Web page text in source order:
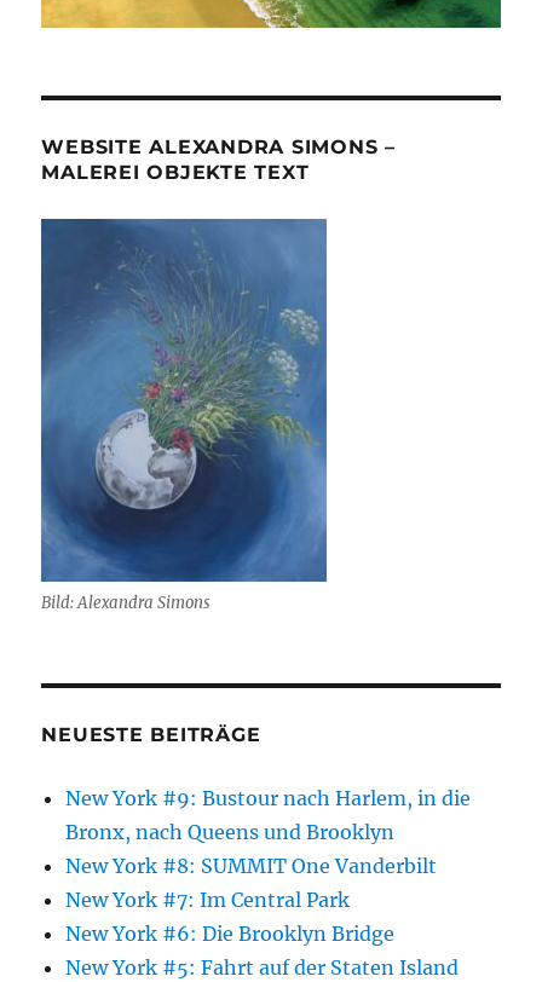
WEBSITE ALEXANDRA SIMONS –
MALEREI OBJEKTE TEXT
Bild: Alexandra Simons
NEUESTE BEITRÄGE
New York #9: Bustour nach Harlem, in die
Bronx, nach Queens und Brooklyn
New York #8: SUMMIT One Vanderbilt
New York #7: Im Central Park
New York #6: Die Brooklyn Bridge
New York #5: Fahrt auf der Staten Island